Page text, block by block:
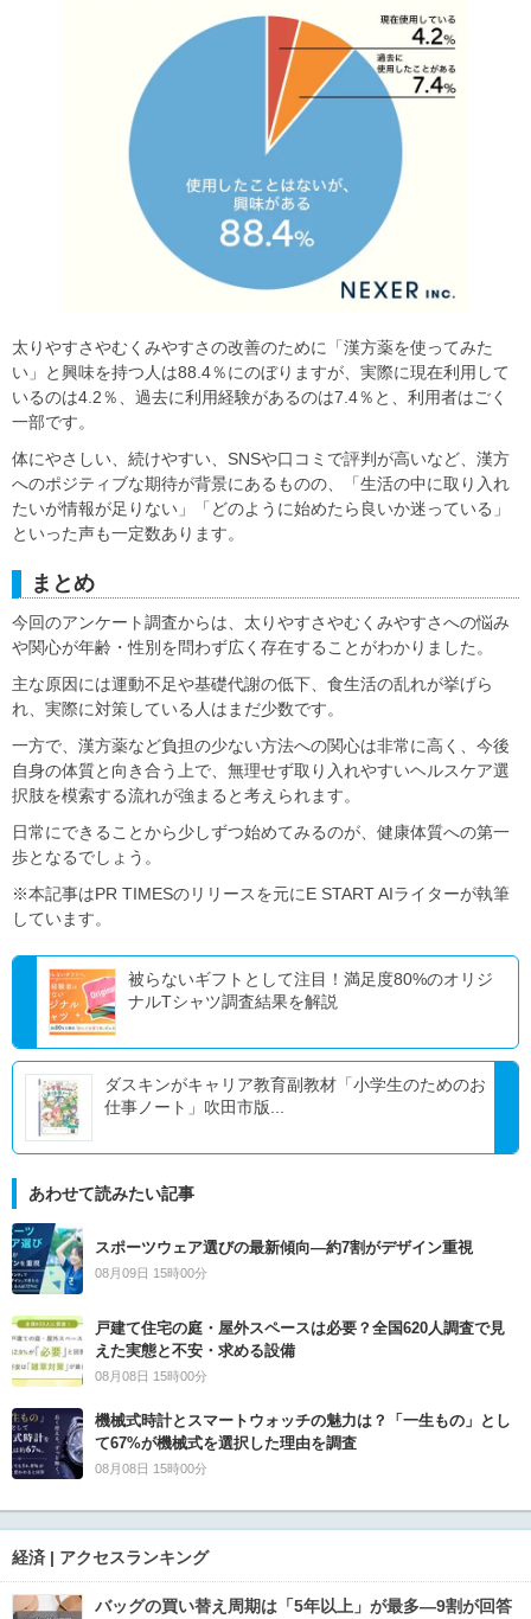
太りやすさやむくみやすさの改善のために「漢方薬を使ってみた
い」と興味を持つ人は88.4％にのぼりますが、実際に現在利用して
いるのは4.2％、過去に利用経験があるのは7.4％と、利用者はごく
一部です。
体にやさしい、続けやすい、SNSや口コミで評判が高いなど、漢方
へのポジティブな期待が背景にあるものの、「生活の中に取り入れ
たいが情報が足りない」「どのように始めたら良いか迷っている」
といった声も一定数あります。
まとめ
今回のアンケート調査からは、太りやすさやむくみやすさへの悩み
や関心が年齢・性別を問わず広く存在することがわかりました。
主な原因には運動不足や基礎代謝の低下、食生活の乱れが挙げら
れ、実際に対策している人はまだ少数です。
一方で、漢方薬など負担の少ない方法への関心は非常に高く、今後
自身の体質と向き合う上で、無理せず取り入れやすいヘルスケア選
択肢を模索する流れが強まると考えられます。
日常にできることから少しずつ始めてみるのが、健康体質への第一
歩となるでしょう。
※本記事はPR TIMESのリリースを元にE START AIライターが執筆
しています。
被らないギフトとして注目！満足度80%のオリジ
ナルTシャツ調査結果を解説
ダスキンがキャリア教育副教材「小学生のためのお
仕事ノート」吹田市版...
あわせて読みたい記事
スポーツウェア選びの最新傾向―約7割がデザイン重視
08月09日 15時00分
戸建て住宅の庭・屋外スペースは必要？全国620人調査で見
えた実態と不安・求める設備
08月08日 15時00分
機械式時計とスマートウォッチの魅力は？「一生もの」とし
て67%が機械式を選択した理由を調査
08月08日 15時00分
経済 | アクセスランキング
バッグの買い替え周期は「5年以上」が最多―9割が回答